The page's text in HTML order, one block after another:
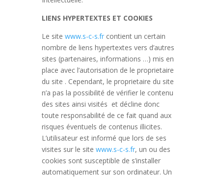
LIENS HYPERTEXTES ET COOKIES
Le site www.s-c-s.frcontient un certain
nombre de liens hypertextes vers d’autres
sites (partenaires, informations …) mis en
place avec l’autorisation de le proprietaire
du site . Cependant, le proprietaire du site
n’a pas la possibilité de vérifier le contenu
des sites ainsi visités et décline donc
toute responsabilité de ce fait quand aux
risques éventuels de contenus illicites.
L’utilisateur est informé que lors de ses
visites sur le site www.s-c-s.fr, un ou des
cookies sont susceptible de s’installer
automatiquement sur son ordinateur. Un